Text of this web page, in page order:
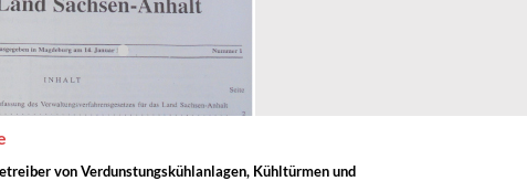
von Verdunstungskühlanlagen, Kühltürmen und